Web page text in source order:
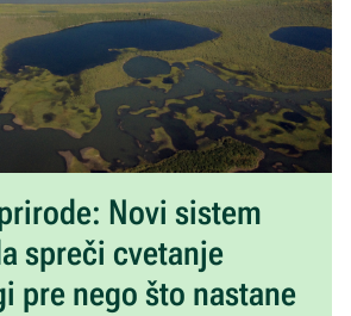
Novi sistem
spreči cvetanje
pre nego što nastane